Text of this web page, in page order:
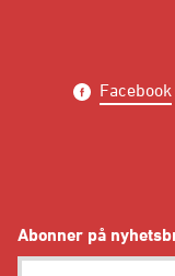
Facebook
Abonner på